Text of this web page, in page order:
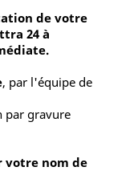
de votre
24 à
, par l'équipe de
par gravure
votre nom de